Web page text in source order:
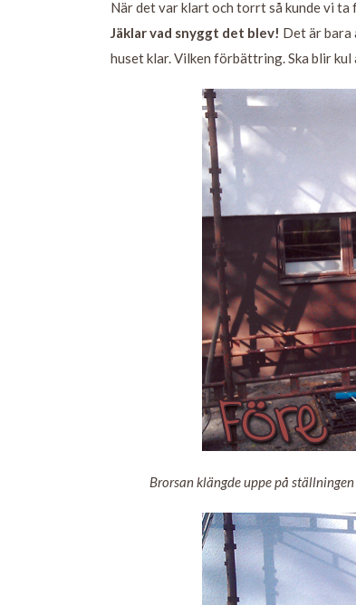
När det var klart och torrt så kunde vi
Jäklar vad snyggt det blev! Det är bara
huset klar. Vilken förbättring. Ska blir
Brorsan klängde uppe på